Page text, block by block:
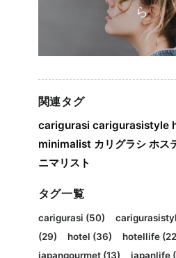
ら
関連タグ
carigurasi carigurasistyle
minimalist カリグラシ ホス
ニマリスト
タグ一覧
carigurasi (50)
(29)
hotel (36) hotellife
japangourmet(13) japanlife